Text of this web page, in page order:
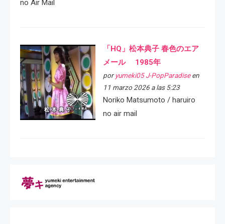
no Air Mail
「HQ」松本典子 春色のエア
メール 1985年
por yumeki05 J-PopParadiseen
11 marzo 2026 a las 5:23
Noriko Matsumoto / haruiro
no air mail